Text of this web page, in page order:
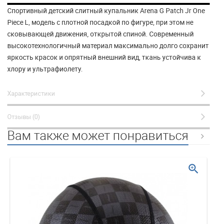
Спортивный детский слитный купальник Arena G Patch Jr One
Piece L, модель с плотной посадкой по фигуре, при этом не
сковывающей движения, открытой спиной. Современный
высокотехнологичный материал максимально долго сохранит
яркость красок и опрятный внешний вид, ткань устойчива к
хлору и ультрафиолету.
Характеристики
Отзывы (0)
Вам также может понравиться
zoom_in